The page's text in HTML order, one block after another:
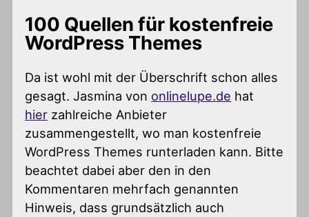
100 Quellen für kostenfreie
WordPress Themes
Da ist wohl mit der Überschrift schon alles
gesagt. Jasmina von onlinelupe.de hat
hier zahlreiche Anbieter
zusammengestellt, wo man kostenfreie
WordPress Themes runterladen kann. Bitte
beachtet dabei aber den in den
Kommentaren mehrfach genannten
Hinweis, dass grundsätzlich auch